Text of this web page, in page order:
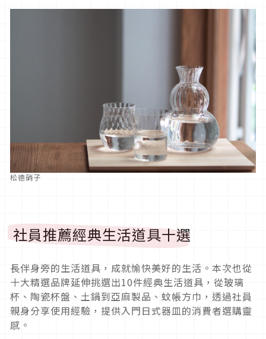
松德硝子
社員推薦經典生活道具十選
長伴身旁的生活道具，成就愉快美好的生活。本次也從
十大精選品牌延伸挑選出10件經典生活道具，從玻璃
杯、陶瓷杯盤、土鍋到亞麻製品、蚊帳方巾，透過社員
親身分享使用經驗，提供入門日式器皿的消費者選購靈
感。